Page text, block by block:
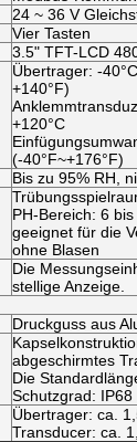
24 ~ 36 V
Vier Tasten
3.5" TFT-LCD
Übertrager: -
+140°F)
+120°C
(-40°F~+176°F)
Bis zu 95% RH,
PH-Bereich: 6 bis
geeignet für die
ohne Blasen
Die
stellige Anzeige.
Druckguss aus
abgeschirmtes
Die
Schutzgrad: IP68
Übertrager: ca.
Transducer: ca.